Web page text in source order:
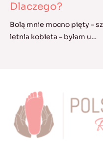
Dlaczego?
Bolą mnie mocno pięty –
letnia kobieta – byłam u…